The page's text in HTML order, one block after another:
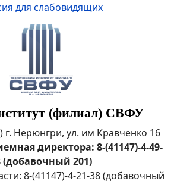
для слабовидящих
(филиал) СВФУ
г. Нерюнгри, ул. им Кравченко 16
директора: 8-(41147)-4-49-
(добавочный 201)
8-(41147)-4-21-38 (добавочный